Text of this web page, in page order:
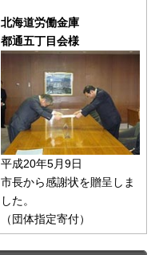
北海道労働金庫
都通五丁目会様
平成20年5月9日
市長から感謝状を贈呈しま
した。
（団体指定寄付）